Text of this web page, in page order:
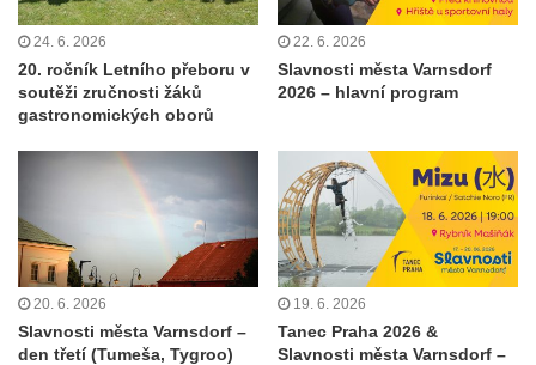
24. 6. 2026
20. ročník Letního přeboru v
soutěži zručnosti žáků
gastronomických oborů
22. 6. 2026
Slavnosti města Varnsdorf
2026 – hlavní program
20. 6. 2026
Slavnosti města Varnsdorf –
den třetí (Tumeša, Tygroo)
19. 6. 2026
Tanec Praha 2026 &
Slavnosti města Varnsdorf –